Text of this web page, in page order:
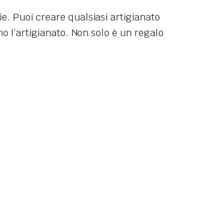
Puoi creare qualsiasi artigianato
l’artigianato. Non solo è un regalo